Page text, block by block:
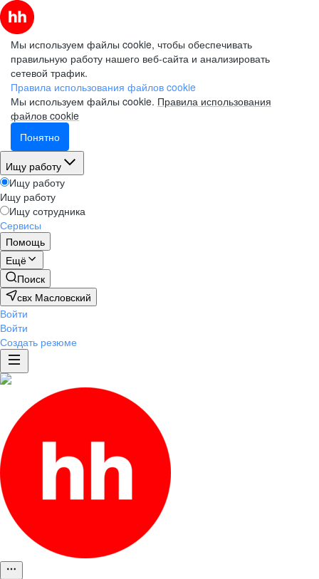
Мы используем файлы cookie, чтобы обеспечивать
правильную работу нашего веб-сайта и анализировать
сетевой трафик.
Правила использования файлов cookie
Мы используем файлы cookie. Правила использования
файлов cookie
Понятно
Ищу работу
Ищу работу
Ищу работу
Ищу сотрудника
Сервисы
Помощь
Ещё
Поиск
свх Масловский
Войти
Войти
Создать резюме